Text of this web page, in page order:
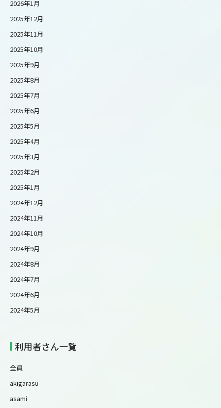
2026年1月
2025年12月
2025年11月
2025年10月
2025年9月
2025年8月
2025年7月
2025年6月
2025年5月
2025年4月
2025年3月
2025年2月
2025年1月
2024年12月
2024年11月
2024年10月
2024年9月
2024年8月
2024年7月
2024年6月
2024年5月
利用者さん一覧
全員
akigarasu
asami